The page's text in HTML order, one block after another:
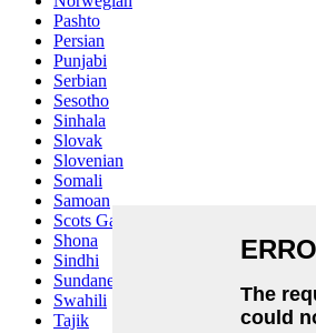
Pashto
Persian
Punjabi
Serbian
Sesotho
Sinhala
Slovak
Slovenian
Somali
Samoan
Scots Gaelic
Shona
Sindhi
Sundanese
Swahili
Tajik